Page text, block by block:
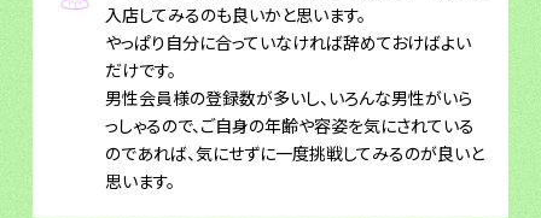
入店してみるのも良いかと思います。
やっぱり自分に合っていなければ辞めておけばよい
だけです。
男性会員様の登録数が多いし、いろんな男性がいら
っしゃるので、ご自身の年齢や容姿を気にされている
のであれば、気にせずに一度挑戦してみるのが良いと
思います。